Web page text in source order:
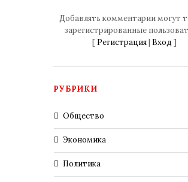
Добавлять комментарии могут
зарегистрированные
[ Регистрация| Вход ]
РУБРИКИ
Общество
Экономика
Политика